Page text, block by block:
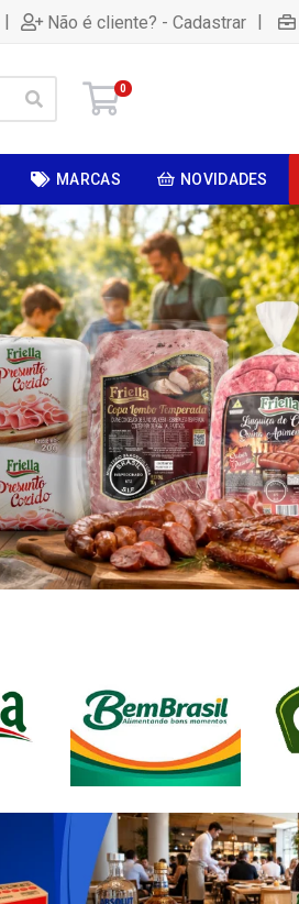
| Não é cliente? - Cadastrar |
0
MARCAS NOVIDADES